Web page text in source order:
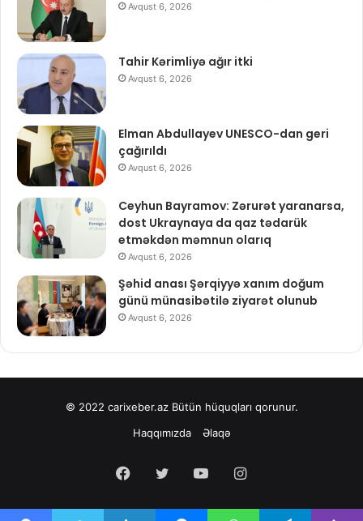
Avqust 6, 2026
Tahir Kərimliyə ağır itki
Avqust 6, 2026
Elman Abdullayev UNESCO-dan geri
çağırıldı
Avqust 6, 2026
Ceyhun Bayramov: Zərurət yaranarsa,
dost Ukraynaya da qaz tədarük
etməkdən məmnun olarıq
Avqust 6, 2026
Şəhid anası Şərqiyyə xanım doğum
günü münasibətilə ziyarət olunub
Avqust 6, 2026
© 2022 carixeber.azBütün hüquqları qorunur.
Haqqımızda
Əlaqə
Facebook
Twitter YouTubeInstagram